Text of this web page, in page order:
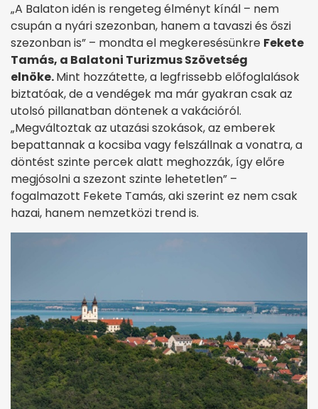
„A Balaton idén is rengeteg élményt kínál – nem
csupán a nyári szezonban, hanem a tavaszi és őszi
szezonban is” – mondta el megkeresésünkre Fekete
Tamás, a Balatoni Turizmus Szövetség
elnöke.Mint hozzátette, a legfrissebb előfoglalások
biztatóak, de a vendégek ma már gyakran csak az
utolsó pillanatban döntenek a vakációról.
„Megváltoztak az utazási szokások, az emberek
bepattannak a kocsiba vagy felszállnak a vonatra, a
döntést szinte percek alatt meghozzák, így előre
megjósolni a szezont szinte lehetetlen” –
fogalmazott Fekete Tamás, aki szerint ez nem csak
hazai, hanem nemzetközi trend is.